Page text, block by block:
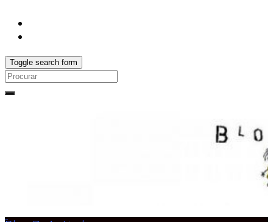
Toggle search form
Search